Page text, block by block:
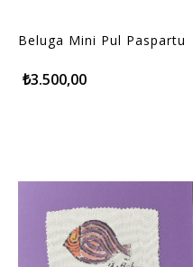
Beluga Mini Pul Paspartu
₺3.500,00